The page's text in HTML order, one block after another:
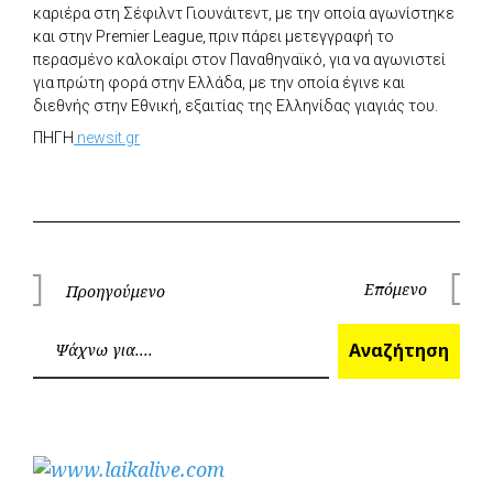
καριέρα στη Σέφιλντ Γιουνάιτεντ, με την οποία αγωνίστηκε
και στην Premier League, πριν πάρει μετεγγραφή το
περασμένο καλοκαίρι στον Παναθηναϊκό, για να αγωνιστεί
για πρώτη φορά στην Ελλάδα, με την οποία έγινε και
διεθνής στην Εθνική, εξαιτίας της Ελληνίδας γιαγιάς του.
ΠΗΓΗ newsit.gr
Πλοήγηση
άρθρων
Προηγούμενο Επόμενο
Αναζήτηση